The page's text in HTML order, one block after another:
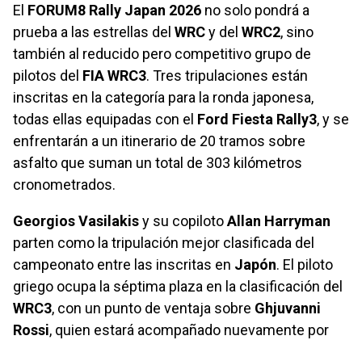
El FORUM8 Rally Japan 2026 no solo pondrá a
prueba a las estrellas del WRCy del WRC2, sino
también al reducido pero competitivo grupo de
pilotos del FIA WRC3. Tres tripulaciones están
inscritas en la categoría para la ronda japonesa,
todas ellas equipadas con el Ford Fiesta Rally3, y se
enfrentarán a un itinerario de 20 tramos sobre
asfalto que suman un total de 303 kilómetros
cronometrados.
Georgios Vasilakisy su copilotoAllan Harryman
parten como la tripulación mejor clasificada del
campeonato entre las inscritas en Japón. El piloto
griego ocupa la séptima plaza en la clasificación del
WRC3, con un punto de ventaja sobre Ghjuvanni
Rossi, quien estará acompañado nuevamente por